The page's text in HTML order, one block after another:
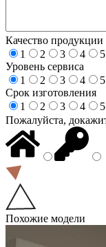
Качество продукции
1
2 3 4
5
Уровень сервиса
1
2 3 4
5
Срок изготовления
1
2 3 4
5
Пожалуйста,
Похожие модели